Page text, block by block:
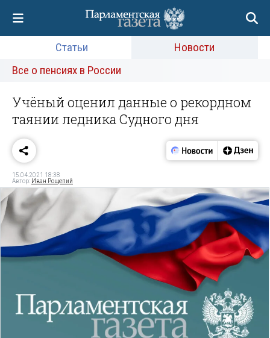
Статьи
Новости
Все о пенсиях в России
Учёный оценил данные о рекордном
таянии ледника Судного дня
15.04.2021 18:38
Автор: Иван Рощепий